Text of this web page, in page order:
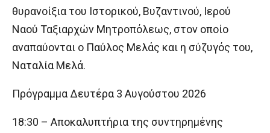
θυρανοίξια του Ιστορικού, Βυζαντινού, Ιερού
Ναού Ταξιαρχών Μητροπόλεως, στον οποίο
αναπαύονται ο Παύλος Μελάς και η σύζυγός του,
Ναταλία Μελά.
Πρόγραμμα Δευτέρα 3 Αυγούστου 2026
18:30 – Αποκαλυπτήρια της συντηρημένης